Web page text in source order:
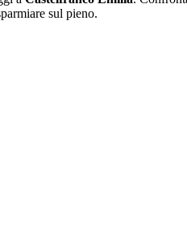
sul pieno.